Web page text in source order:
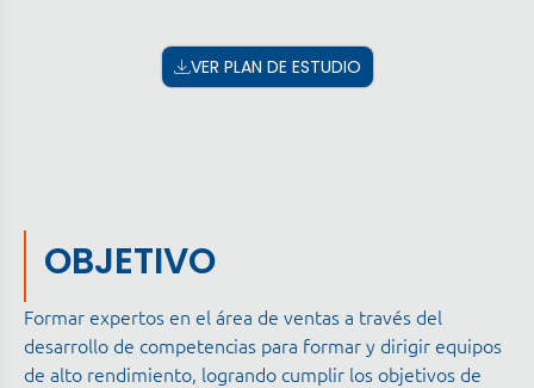
VER PLAN DE ESTUDIO
OBJETIVO
Formar expertos en el área de ventas a través del
desarrollo de competencias para formar y dirigir equipos
de alto rendimiento, logrando cumplir los objetivos de